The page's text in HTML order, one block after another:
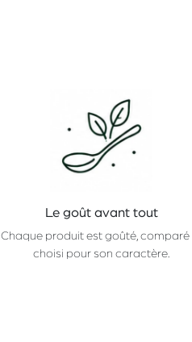
Le goût avant tout
Chaque produit est goûté, comparé
choisi pour son caractère.